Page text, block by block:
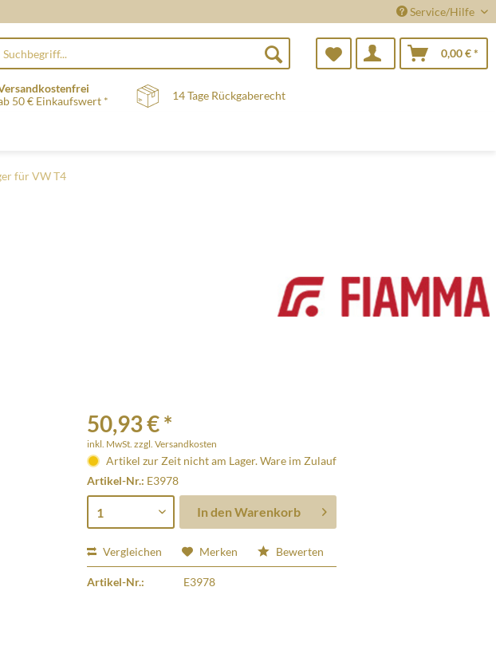
Service/Hilfe
0,00 € *
50 € Einkaufswert *
14 Tage Rückgaberecht
für VW T4
50,93 € *
inkl. MwSt.zzgl. Versandkosten
Artikel zur Zeit nicht am Lager. Ware im Zulauf
Artikel-Nr.: E3978
In den Warenkorb
Vergleichen Merken Bewerten
Artikel-Nr.: E3978